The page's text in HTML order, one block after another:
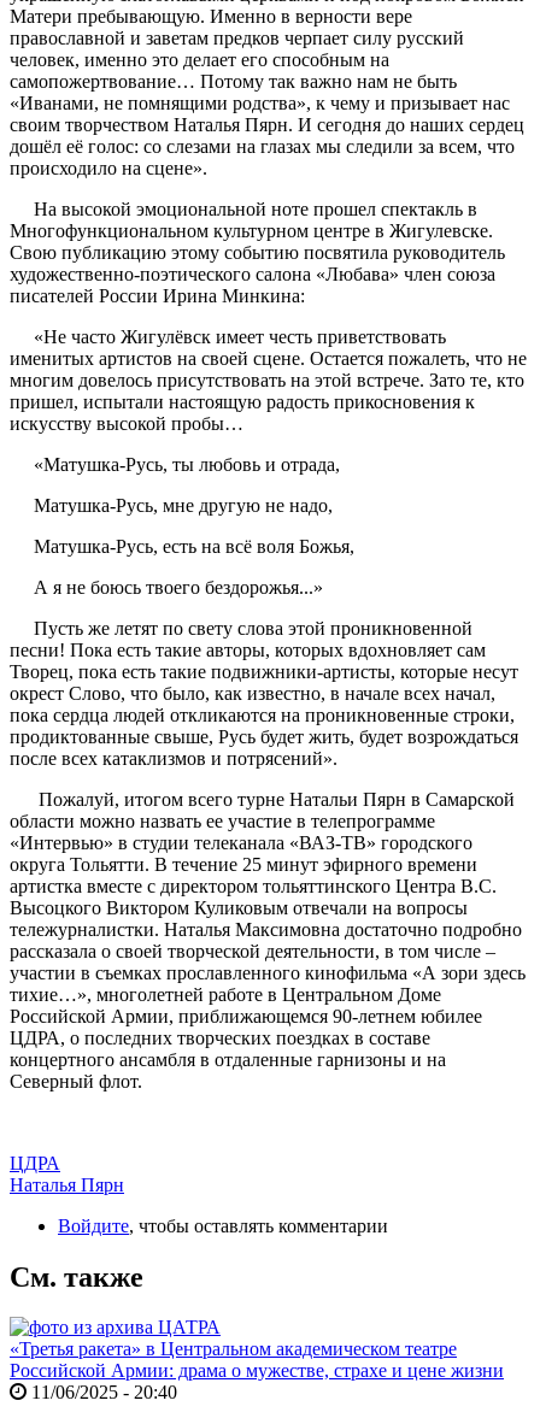
Матери пребывающую. Именно в верности вере
православной и заветам предков черпает силу русский
человек, именно это делает его способным на
самопожертвование… Потому так важно нам не быть
«Иванами, не помнящими родства», к чему и призывает нас
своим творчеством Наталья Пярн. И сегодня до наших сердец
дошёл её голос: со слезами на глазах мы следили за всем, что
происходило на сцене».
На высокой эмоциональной ноте прошел спектакль в
Многофункциональном культурном центре в Жигулевске.
Свою публикацию этому событию посвятила руководитель
художественно-поэтического салона «Любава» член союза
писателей России Ирина Минкина:
«Не часто Жигулёвск имеет честь приветствовать
именитых артистов на своей сцене. Остается пожалеть, что не
многим довелось присутствовать на этой встрече. Зато те, кто
пришел, испытали настоящую радость прикосновения к
искусству высокой пробы…
«Матушка-Русь, ты любовь и отрада,
Матушка-Русь, мне другую не надо,
Матушка-Русь, есть на всё воля Божья,
А я не боюсь твоего бездорожья...»
Пусть же летят по свету слова этой проникновенной
песни! Пока есть такие авторы, которых вдохновляет сам
Творец, пока есть такие подвижники-артисты, которые несут
окрест Слово, что было, как известно, в начале всех начал,
пока сердца людей откликаются на проникновенные строки,
продиктованные свыше, Русь будет жить, будет возрождаться
после всех катаклизмов и потрясений».
Пожалуй, итогом всего турне Натальи Пярн в Самарской
области можно назвать ее участие в телепрограмме
«Интервью» в студии телеканала «ВАЗ-ТВ» городского
округа Тольятти. В течение 25 минут эфирного времени
артистка вместе с директором тольяттинского Центра В.С.
Высоцкого Виктором Куликовым отвечали на вопросы
тележурналистки. Наталья Максимовна достаточно подробно
рассказала о своей творческой деятельности, в том числе –
участии в съемках прославленного кинофильма «А зори здесь
тихие…», многолетней работе в Центральном Доме
Российской Армии, приближающемся 90-летнем юбилее
ЦДРА, о последних творческих поездках в составе
концертного ансамбля в отдаленные гарнизоны и на
Северный флот.
ЦДРА
Наталья Пярн
Войдите, чтобы оставлять комментарии
См. также
«Третья ракета» в Центральном академическом театре
Российской Армии: драма о мужестве, страхе и цене жизни
11/06/2025 - 20:40